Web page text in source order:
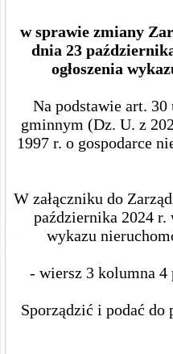
w sprawie zmiany
dnia 23
ogłoszenia
Na podstawie art. 30
gminnym (Dz. U. z
1997 r. o gospodarce
W załączniku do
października 2024 r.
wykazu
- wiersz 3 kolumna
Sporządzić i podać